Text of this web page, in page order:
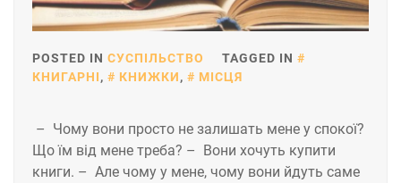
POSTED IN СУСПІЛЬСТВО
TAGGED IN
КНИГАРНІ, КНИЖКИ, МІСЦЯ
– Чому вони просто не залишать мене у спокої?
Що їм від мене треба? – Вони хочуть купити
книги. – Але чому у мене, чому вони йдуть саме